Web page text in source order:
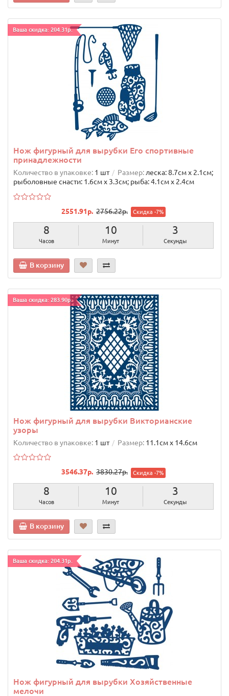
Ваша скидка: 204.31р.
Нож фигурный для вырубки Его спортивные
принадлежности
Количество в упаковке: 1 шт Размер:леска: 8.7cм х 2.1cм;
рыболовные снасти: 1.6cм х 3.3cм; рыба: 4.1cм х 2.4cм
2551.91р. 2756.22р. Скидка -7%
8
Часов
10
Минут
2
Секунды
В корзину
Ваша скидка: 283.90р.
Нож фигурный для вырубки Викторианские
узоры
Количество в упаковке: 1 шт Размер: 11.1cм х 14.6cм
3546.37р. 3830.27р. Скидка -7%
8
Часов
10
Минут
2
Секунды
В корзину
Ваша скидка: 204.31р.
Нож фигурный для вырубки Хозяйственные
мелочи